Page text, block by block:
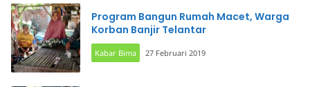
Program Bangun Rumah Macet, Warga
Korban Banjir Telantar
Kabar Bima 27 Februari 2019